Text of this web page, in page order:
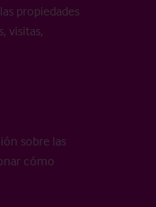
propiedades
visitas,
sobre las
cómo